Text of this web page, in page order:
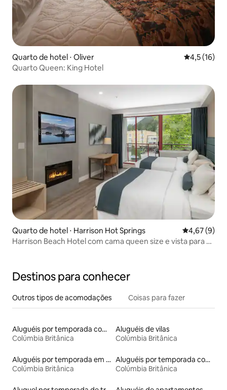
Quarto de hotel ⋅ Oliver 4,5 de uma
4,5 (16)
Quarto Queen: King Hotel
Quarto de hotel ⋅ Harrison Hot Springs 4,67 de uma
4,67 (9)
Harrison Beach Hotel com cama queen size e vista para a
Destinos para conhecer
Outros tipos de acomodações Coisas para fazer
Aluguéis por temporada com acesso ao lago
Colúmbia Britânica
Aluguéis de vilas
Colúmbia Britânica
Aluguéis por temporada em resorts
Colúmbia Britânica
Aluguéis por temporada com banheiro para PCD
Colúmbia Britânica